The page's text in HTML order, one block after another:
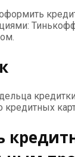
кредитки
кредитных